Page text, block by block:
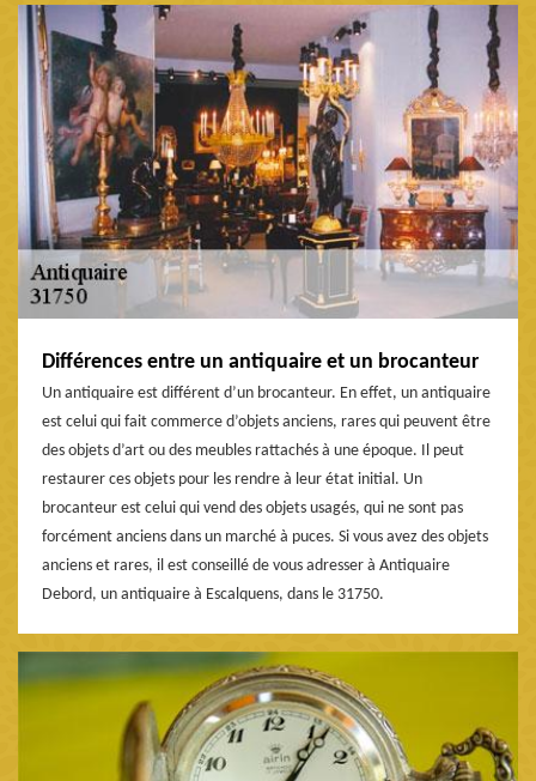
Différences entre un antiquaire et un brocanteur
Un antiquaire est différent d’un brocanteur. En effet, un antiquaire
est celui qui fait commerce d’objets anciens, rares qui peuvent être
des objets d’art ou des meubles rattachés à une époque. Il peut
restaurer ces objets pour les rendre à leur état initial. Un
brocanteur est celui qui vend des objets usagés, qui ne sont pas
forcément anciens dans un marché à puces. Si vous avez des objets
anciens et rares, il est conseillé de vous adresser à Antiquaire
Debord, un antiquaire à Escalquens, dans le 31750.